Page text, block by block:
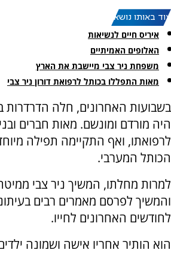
עוד באותו נושא:
איריס חיים לנשיאות
האלופים האמיתיים
משפחת ניר צבי מיישבת את הארץ
מאות התפללו בכותל לרפואת דורון ניר צבי
בשבועות האחרונים, חלה הדרדרות
היה מורדם ומונשם. מאות חברים
לרפואתו, ואף התקיימה תפילה
הכותל המערבי.
למרות מחלתו, המשיך ניר צבי
והמשיך לפרסם מאמרים רבים
לחודשים האחרונים לחייו.
הוא הותיר אחריו אישה ושמונה